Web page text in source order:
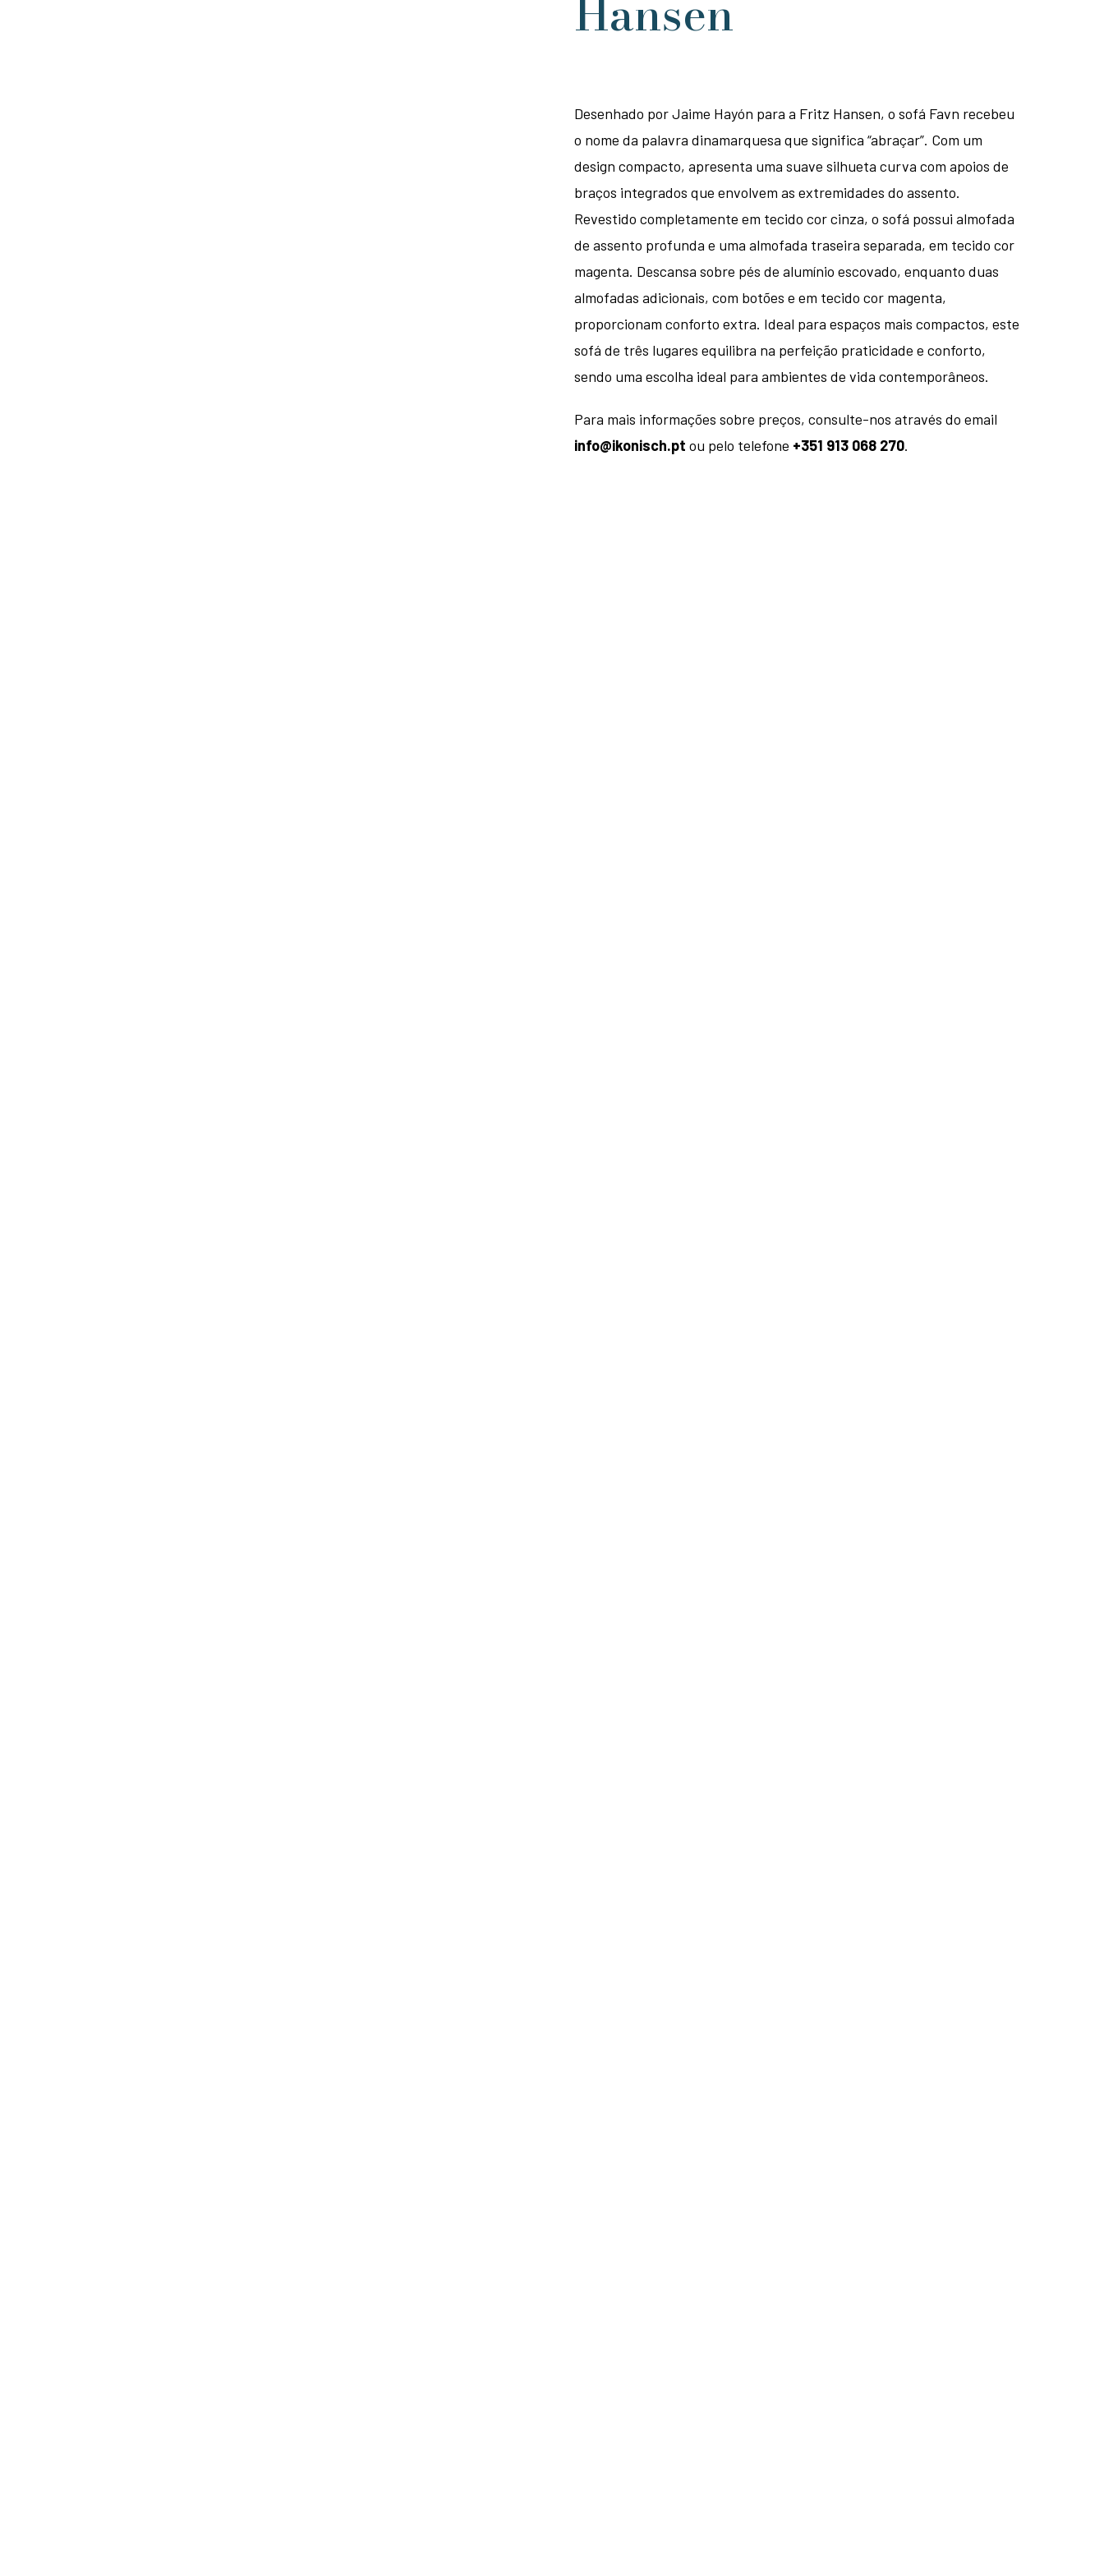
Hansen
Desenhado por Jaime Hayón para a Fritz Hansen, o sofá Favn recebeu
o nome da palavra dinamarquesa que significa “abraçar”. Com um
design compacto, apresenta uma suave silhueta curva com apoios de
braços integrados que envolvem as extremidades do assento.
Revestido completamente em tecido cor cinza, o sofá possui almofada
de assento profunda e uma almofada traseira separada, em tecido cor
magenta. Descansa sobre pés de alumínio escovado, enquanto duas
almofadas adicionais, com botões e em tecido cor magenta,
proporcionam conforto extra. Ideal para espaços mais compactos, este
sofá de três lugares equilibra na perfeição praticidade e conforto,
sendo uma escolha ideal para ambientes de vida contemporâneos.
Para mais informações sobre preços, consulte-nos através do email
info@ikonisch.pt ou pelo telefone +351 913 068 270.